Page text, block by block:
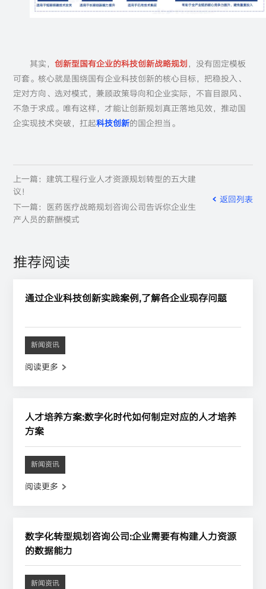
其实，创新型国有企业的科技创新战略规划 ，没有固定模板
可套。核心就是围绕国有企业科技创新的核心目标，把稳投入、
定对方向、选对模式，兼顾政策导向和企业实际，不盲目跟风、
不急于求成。唯有这样，才能让创新规划真正落地见效，推动国
企实现技术突破，扛起科技创新的国企担当。
上一篇：建筑工程行业人才资源规划转型的五大建
议！
下一篇：医药医疗战略规划咨询公司告诉你企业生
产人员的薪酬模式
返回列表
推荐阅读
通过企业科技创新实践案例,了解各企业现存问题
新闻资讯
阅读更多
人才培养方案:数字化时代如何制定对应的人才培养
方案
新闻资讯
阅读更多
数字化转型规划咨询公司:企业需要有构建人力资源
的数据能力
新闻资讯